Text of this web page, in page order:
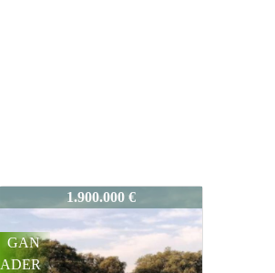
563-CC-1421.600.000 €
LABO
R/GAN